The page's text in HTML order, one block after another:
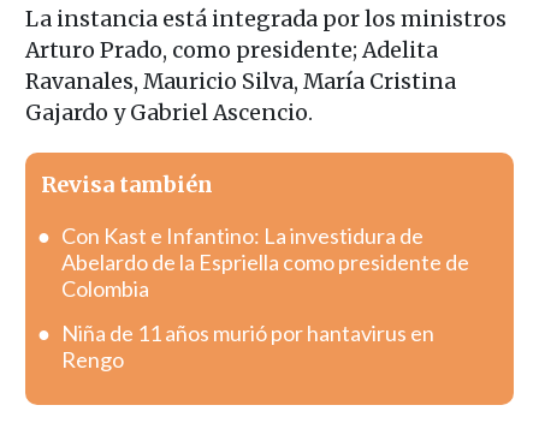
La instancia está integrada por los ministros
Arturo Prado, como presidente; Adelita
Ravanales, Mauricio Silva, María Cristina
Gajardo y Gabriel Ascencio.
Revisa también
Con Kast e Infantino: La investidura de
Abelardo de la Espriella como presidente de
Colombia
Niña de 11 años murió por hantavirus en
Rengo